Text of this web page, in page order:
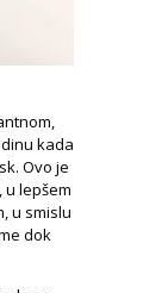
kada
Ovo je
lepšem
u smislu
dok